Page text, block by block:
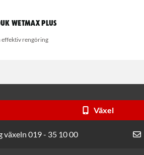
Wetmax Plus
effektiv rengöring
Växel
växeln 019 - 35 10 00